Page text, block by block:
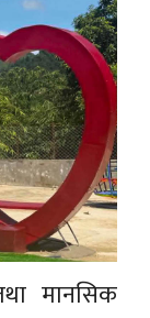
मानसिक